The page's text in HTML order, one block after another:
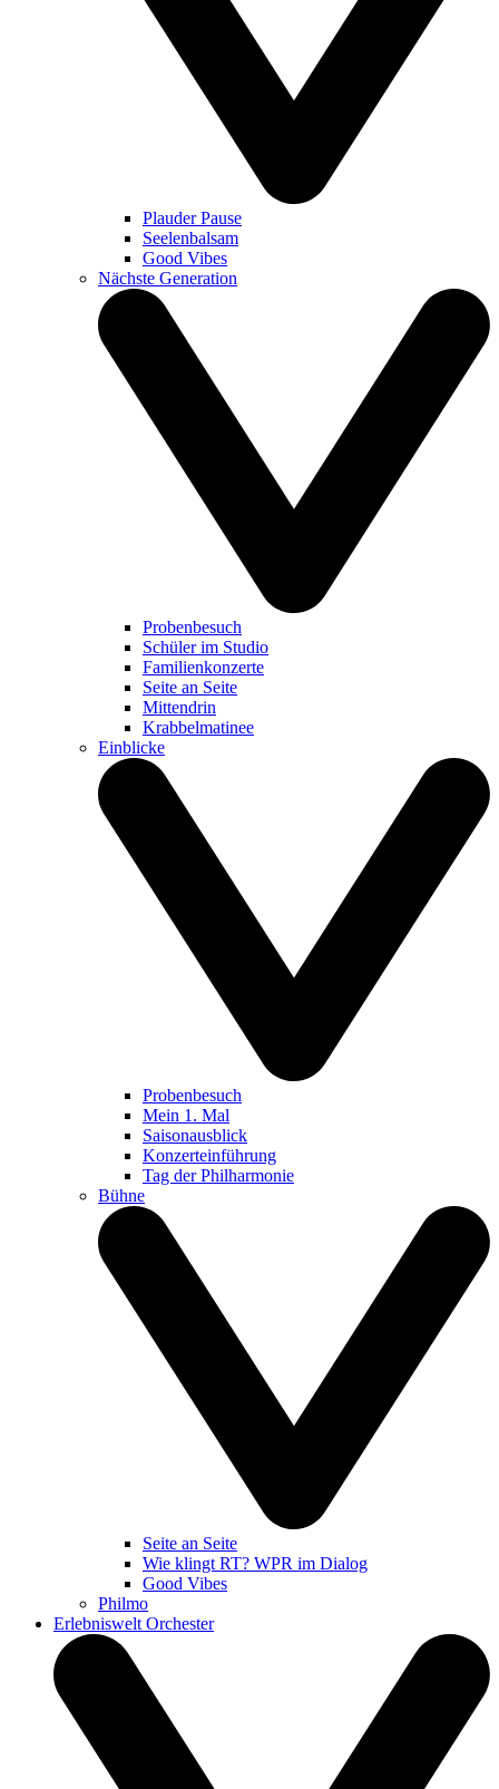
Plauder Pause
Seelenbalsam
Good Vibes
Nächste Generation
Probenbesuch
Schüler im Studio
Familienkonzerte
Seite an Seite
Mittendrin
Krabbelmatinee
Einblicke
Probenbesuch
Mein 1. Mal
Saisonausblick
Konzerteinführung
Tag der Philharmonie
Bühne
Seite an Seite
Wie klingt RT? WPR im Dialog
Good Vibes
Philmo
Erlebniswelt Orchester